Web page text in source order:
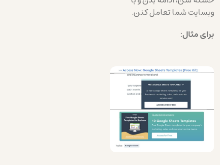
وبسایت شما تعامل کنن.
برای مثال: